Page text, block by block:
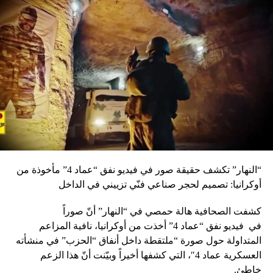
ولندن ونيويورك لدعم وتمكين العلاقة بين طرابلس
والمؤسساسات الدولية العلمية الصحية والثقافية”. نمور بدورها،
العضو المؤسس ل”بيروت متحف للفن” ريتا نمور قالت: “أردنا
ل”بيروت متحف الفن” أن يكون مرتبطا مباشرة بالناس، فهو
منهم ولهم، مركز بمثابة حالة ديمقراطية، حوارية، تربوية،
وتفاعلية، لا حواجز فيها، وأحد أهم أهدافها، دعم الفنانين اللبنانيين
وتشجيع ابداعهم وانتاجهم، “بما” سيكون نتيجة لدينامية فنية تفعل
الوعي الجماعي ومساحة تجمع بين مجموعات مختلفة ضمن
صرح آمن للحوار وتبادل الأفكار من خلال برامج فنية، توعوية،
تربوية وثقافية، تعمل على اشراك المجتمع المحلي بالفن”.
وشرحت نمور أن معرض “أطوار العمران” “يأتي في السياق
التفاعلي اللامركزي الذي يتبناه “بما”، ويشرك اليوم طرابلس،
هذه المدينة العريقة، ومجتمعها ومعالمها في حوار لبناني –
عالمي من إنتاج فنانين ومبدعين لبنانيين ومكسيكيين، عملوا
بجهد وقناعة وانفتاح كلي لتسليط الضوء على ما تختزنه هذه
المدينة من إرث حضاري وإنساني، فشكرا لكم، ولكل من ساهم
ويساهم في إنجاح هذه التجربة الراقية”. الحلو أما القيمة الفنية
لمشروع “أطوار العمران” ومؤسسة جمعية STUDIOCUR/ART
“النهار” تكشف حقيقة صور في فيديو نفق “عماد 4” مأخوذة من
أوكرانيا: تصميم لحجر صناعي فنّي تزييني في الداخل
كشفت الصحافية هالة حمصي في “النهار” أنّ صوراً
في فيديو
نفق “عماد 4” أخذت من أوكرانيا، نافية المزاعم
المتداولة حول صورة “ملتقطة داخل أنفاق “الحزب” في منشأته
العسكرية عماد 4″، التي كشفها أخيراً وبيّنت أنّ هذا الزعم
خاطئ.